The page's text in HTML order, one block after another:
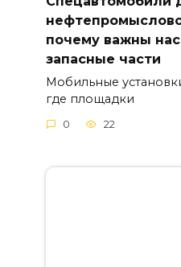
почему важны
запасные части
Мобильные
где площадки
0 22